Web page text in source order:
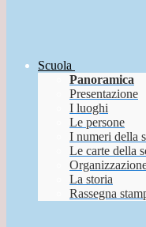
Scuola
Panoramica
Presentazione
I luoghi
Le persone
I numeri della
Le carte della
La storia
Rassegna